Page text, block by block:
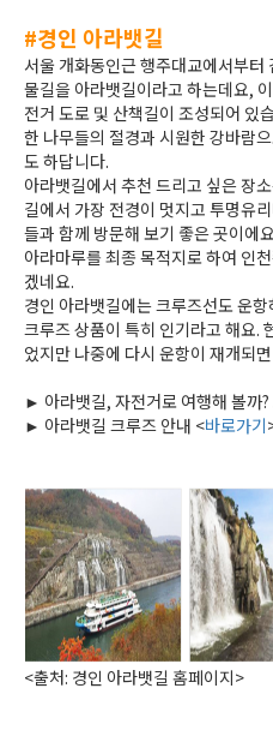
#경인 아라뱃길
서울 개화동인근 행주대교에서부
물길을 아라뱃길이라고 하는데요,
전거 도로 및 산책길이 조성되어 있
한 나무들의 절경과 시원한 강바람
도 하답니다.
아라뱃길에서 추천 드리고 싶은 장
길에서 가장 전경이 멋지고 투명유
들과 함께 방문해 보기 좋은 곳이에
아라마루를 최종 목적지로 하여 인
겠네요.
경인 아라뱃길에는 크루즈선도 운
크루즈 상품이 특히 인기라고 해요.
었지만 나중에 다시 운항이 재개되
► 아라뱃길, 자전거로 여행해 볼까
► 아라뱃길 크루즈 안내 <바로가기
<출처: 경인 아라뱃길 홈페이지>